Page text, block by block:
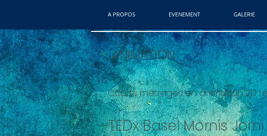
A PROPOS EVENEMENT GALERIE
ANIMATION
Courts métrages en animation 2D
TEDx Basel Mornis